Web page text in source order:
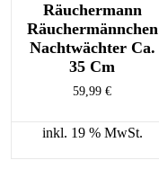
Räuchermann
Räuchermännchen
Nachtwächter Ca.
35 Cm
59,99€
inkl. 19 % MwSt.